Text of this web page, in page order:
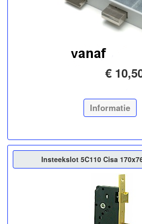
€
Informatie
Insteekslot 5C110 Cisa